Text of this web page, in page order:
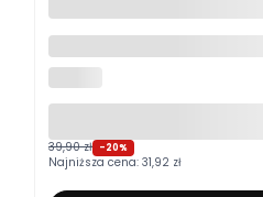
39,90 zł -20%
Najniższa cena: 31,92 zł